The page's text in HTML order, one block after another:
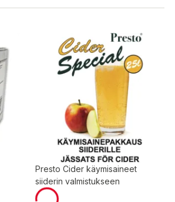
Presto Cider käymisaineet
siiderin valmistukseen